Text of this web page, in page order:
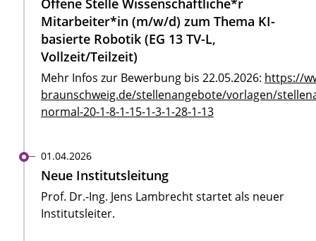
Offene Stelle Wissenschaftliche*r
Mitarbeiter*in (m/w/d) zum Thema KI-
basierte Robotik (EG 13 TV-L,
Vollzeit/Teilzeit)
Mehr Infos zur Bewerbung bis 22.05.2026: https://
braunschweig.de/stellenangebote/vorlagen/
normal-20-1-8-1-15-1-3-1-28-1-13
01.04.2026
Neue Institutsleitung
Prof. Dr.-Ing. Jens Lambrecht startet als neuer
Institutsleiter.